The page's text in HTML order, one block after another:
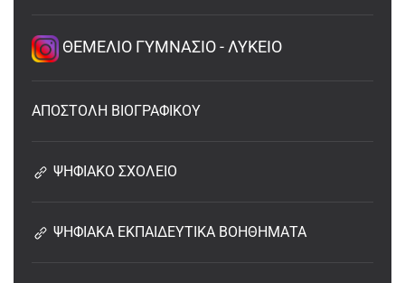
ΘΕΜΕΛΙΟ ΓΥΜΝΑΣΙΟ - ΛΥΚΕΙΟ
ΑΠΟΣΤΟΛΗ ΒΙΟΓΡΑΦΙΚΟΥ
ΨΗΦΙΑΚΟ ΣΧΟΛΕΙΟ
ΨΗΦΙΑΚΑ ΕΚΠΑΙΔΕΥΤΙΚΑ ΒΟΗΘΗΜΑΤΑ